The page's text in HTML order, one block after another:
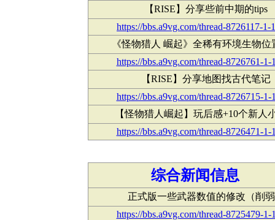
【RISE】分享些前中期的tips
https://bbs.a9vg.com/thread-8726117-1-
《怪物猎人 崛起》全稀有环境生物位
https://bbs.a9vg.com/thread-8726761-1-
【RISE】分享地图找古代笔记
https://bbs.a9vg.com/thread-8726715-1-
【怪物猎人崛起】玩后感+10个新人
https://bbs.a9vg.com/thread-8726471-1-
综合新闻信息
正式版一些武器数值的修改（削弱
https://bbs.a9vg.com/thread-8725479-1-